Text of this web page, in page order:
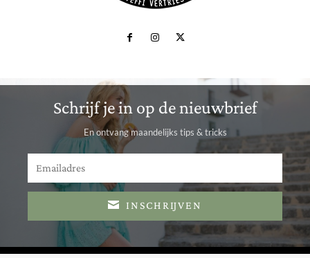
Schrijf je in op de nieuwbrief
En ontvang maandelijks tips & tricks
INSCHRIJVEN